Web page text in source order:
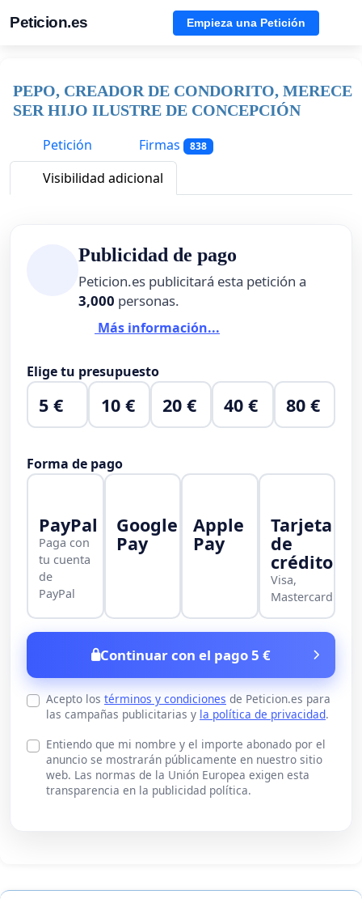
Peticion.es Empieza una Petición
PEPO, CREADOR DE CONDORITO, MERECE
SER HIJO ILUSTRE DE CONCEPCIÓN
Petición
Firmas 838
Visibilidad adicional
Publicidad de pago
Peticion.es publicitará esta petición a
3,000 personas.
Más información...
Elige tu presupuesto
5 € 10 € 20 € 40 € 80 €
Forma de pago
PayPal
Paga con
tu cuenta
de
PayPal
Google
Pay
Apple
Pay
Tarjeta
de
crédito
Visa,
Mastercard
Continuar con el pago 5 €
Acepto los términos y condiciones de Peticion.es para
las campañas publicitarias y la política de privacidad.
Entiendo que mi nombre y el importe abonado por el
anuncio se mostrarán públicamente en nuestro sitio
web. Las normas de la Unión Europea exigen esta
transparencia en la publicidad política.